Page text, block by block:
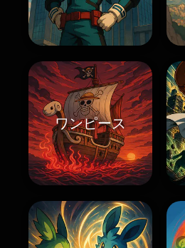
ワンピース